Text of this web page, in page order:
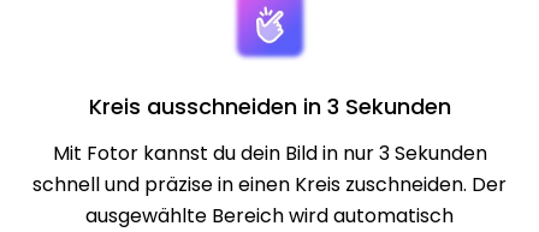
Kreis ausschneiden in 3 Sekunden
Mit Fotor kannst du dein Bild in nur 3 Sekunden
schnell und präzise in einen Kreis zuschneiden. Der
ausgewählte Bereich wird automatisch